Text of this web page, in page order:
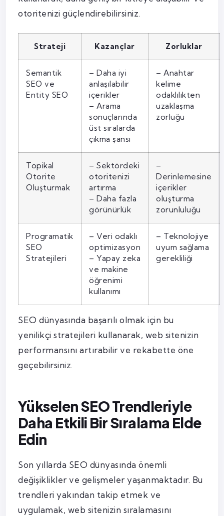
otoritenizi güçlendirebilirsiniz.
Strateji Kazançlar Zorluklar
Semantik
SEO ve
Entity SEO
– Daha iyi
anlaşılabilir
içerikler
– Arama
sonuçlarında
üst sıralarda
çıkma şansı
– Anahtar
kelime
odaklılıkten
uzaklaşma
zorluğu
Topikal
Otorite
Oluşturmak
– Sektördeki
otoritenizi
artırma
– Daha fazla
görünürlük
–
Derinlemesine
içerikler
oluşturma
zorunluluğu
Programatik
SEO
Stratejileri
– Veri odaklı
optimizasyon
– Yapay zeka
ve makine
öğrenimi
kullanımı
– Teknolojiye
uyum sağlama
gerekliliği
SEO dünyasında başarılı olmak için bu
yenilikçi stratejileri kullanarak, web sitenizin
performansını artırabilir ve rekabette öne
geçebilirsiniz.
Yükselen SEO Trendleriyle
Daha Etkili Bir Sıralama Elde
Edin
Son yıllarda SEO dünyasında önemli
değişiklikler ve gelişmeler yaşanmaktadır. Bu
trendleri yakından takip etmek ve
uygulamak, web sitenizin sıralamasını